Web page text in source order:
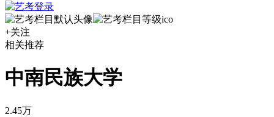
+关注
相关推荐
中南民族大学
2.45万